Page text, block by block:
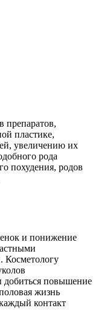
препаратов,
пластике,
увеличению их
рода
похудения, родов
и понижение
Косметологу
добиться повышение
жизнь
контакт